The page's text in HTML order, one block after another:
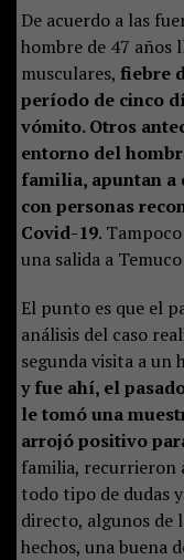
De acuerdo a las
hombre de 47 años
musculares, fiebre
período de cinco
vómito. Otros
entorno del
familia, apuntan a
con personas
Covid-19.
una salida a
El punto es que el
análisis del caso
segunda visita a un
y fue ahí, el
le tomó una
arrojó positivo
familia, recurrieron
todo tipo de dudas
directo, algunos de
hechos, una buena